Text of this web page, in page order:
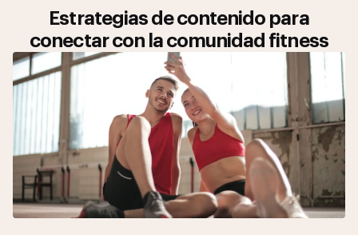
Estrategias de contenido para
conectar con la comunidad fitness